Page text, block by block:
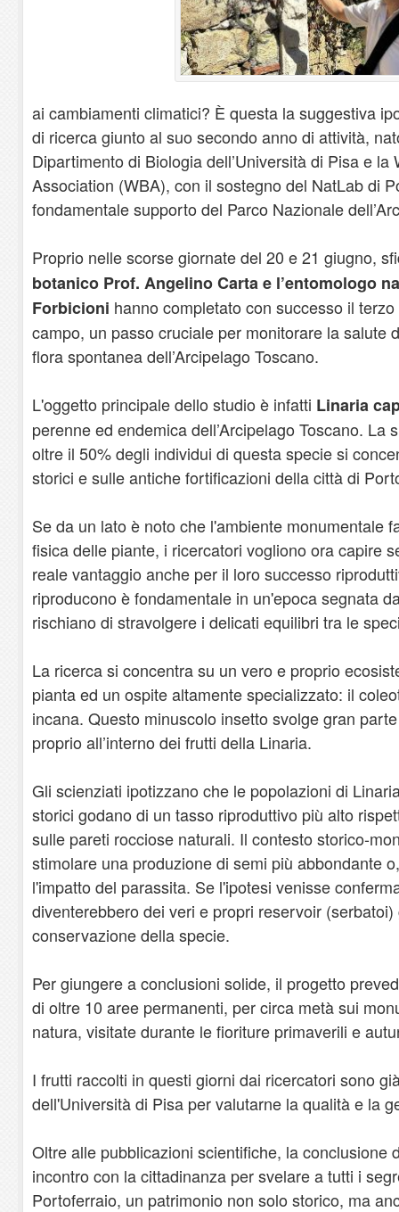
ai cambiamenti climatici? È questa la suggestiva
di ricerca giunto al suo secondo anno di attività,
Dipartimento di Biologia dell’Università di Pisa e la
Association (WBA), con il sostegno del NatLab di
fondamentale supporto del Parco Nazionale
Proprio nelle scorse giornate del 20 e 21 giugno,
botanico Prof. Angelino Carta e l’entomologo
Forbicioni hanno completato con successo il
campo, un passo cruciale per monitorare la salute
flora spontanea dell’Arcipelago Toscano.
L'oggetto principale dello studio è infatti Linaria
perenne ed endemica dell’Arcipelago Toscano. La
oltre il 50% degli individui di questa specie si
storici e sulle antiche fortificazioni della città di
Se da un lato è noto che l'ambiente monumentale
fisica delle piante, i ricercatori vogliono ora capire
reale vantaggio anche per il loro successo
riproducono è fondamentale in un'epoca segnata
rischiano di stravolgere i delicati equilibri tra le
La ricerca si concentra su un vero e proprio
pianta ed un ospite altamente specializzato: il
incana. Questo minuscolo insetto svolge gran
proprio all’interno dei frutti della Linaria.
Gli scienziati ipotizzano che le popolazioni di
storici godano di un tasso riproduttivo più alto
sulle pareti rocciose naturali. Il contesto storico-
stimolare una produzione di semi più abbondante
l'impatto del parassita. Se l'ipotesi venisse
diventerebbero dei veri e propri reservoir
conservazione della specie.
Per giungere a conclusioni solide, il progetto
di oltre 10 aree permanenti, per circa metà sui
natura, visitate durante le fioriture primaverili e
I frutti raccolti in questi giorni dai ricercatori sono
dell'Università di Pisa per valutarne la qualità e la
Oltre alle pubblicazioni scientifiche, la conclusione
incontro con la cittadinanza per svelare a tutti i
Portoferraio, un patrimonio non solo storico, ma